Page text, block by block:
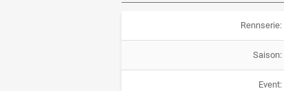
Rennserie:
Saison:
Event: